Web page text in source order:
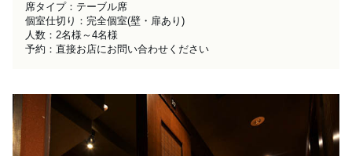
席タイプ：テーブル席
個室仕切り：完全個室(壁・扉あり)
人数：2名様～4名様
予約：直接お店にお問い合わせください